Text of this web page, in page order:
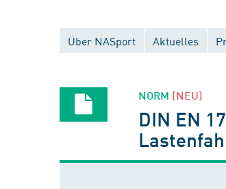
Über NASport Aktuelles
NORM [NEU]
DIN EN